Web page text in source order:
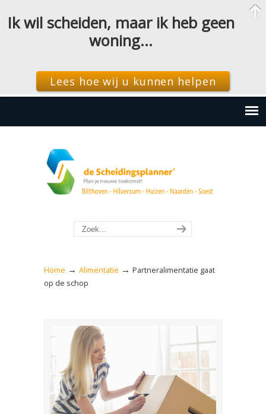
Home → Alimentatie → Partneralimentatie gaat
op de schop
Ik wil scheiden, maar ik heb geen
woning…
Lees hoe wij u kunnen helpen